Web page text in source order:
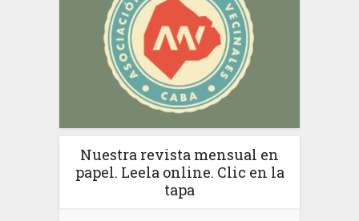
Nuestra revista mensual en
papel. Leela online. Clic en la
tapa